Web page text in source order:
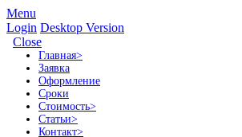
Menu
Login Desktop Version
Close
Главная>
Заявка
Оформление
Сроки
Стоимость>
Статьи>
Контакт>